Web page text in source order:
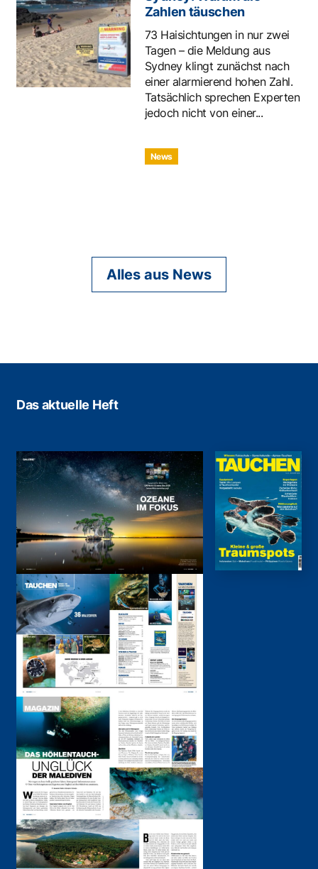
Zahlen täuschen
73 Haisichtungen in nur zwei
Tagen – die Meldung aus
Sydney klingt zunächst nach
einer alarmierend hohen Zahl.
Tatsächlich sprechen Experten
jedoch nicht von einer...
News
Alles aus News
Das aktuelle Heft